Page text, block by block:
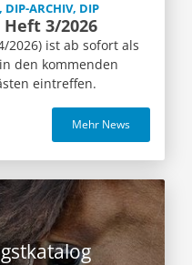
DIP-ARCHIV, DIP
3/2026
2026) ist ab sofort als
den kommenden
eintreffen.
Mehr News